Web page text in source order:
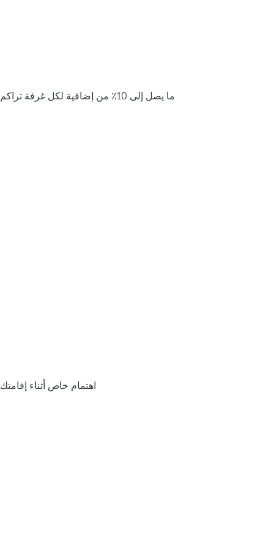
ما يصل إلى 10٪ من إضافية لكل غرفة تراكم
اهتمام خاص أثناء إقامتك